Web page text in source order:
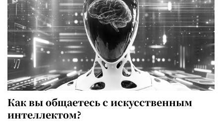
Как вы общаетесь с искусственным
интеллектом?